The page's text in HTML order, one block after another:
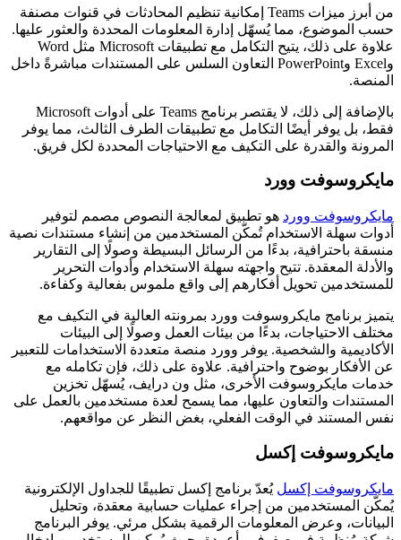
من أبرز ميزات Teams إمكانية تنظيم المحادثات في قنوات مصنفة
حسب الموضوع، مما يُسهّل إدارة المعلومات المحددة والعثور عليها.
علاوة على ذلك، يتيح التكامل مع تطبيقات Microsoft مثل Word
وExcel وPowerPoint التعاون السلس على المستندات مباشرةً داخل
المنصة.
بالإضافة إلى ذلك، لا يقتصر برنامج Teams على أدوات Microsoft
فقط، بل يوفر أيضًا التكامل مع تطبيقات الطرف الثالث، مما يوفر
المرونة والقدرة على التكيف مع الاحتياجات المحددة لكل فريق.
مايكروسوفت وورد
مايكروسوفت وورد هو تطبيق لمعالجة النصوص مصمم لتوفير
أدوات سهلة الاستخدام تُمكّن المستخدمين من إنشاء مستندات نصية
منسقة باحترافية، بدءًا من الرسائل البسيطة وصولًا إلى التقارير
والأدلة المعقدة. تتيح واجهته سهلة الاستخدام وأدوات التحرير
للمستخدمين تحويل أفكارهم إلى واقع ملموس بفعالية وكفاءة.
يتميز برنامج مايكروسوفت وورد بمرونته العالية في التكيف مع
مختلف الاحتياجات، بدءًا من بيئات العمل وصولًا إلى البيئات
الأكاديمية والشخصية. يوفر وورد منصة متعددة الاستخدامات للتعبير
عن الأفكار بوضوح واحترافية. علاوة على ذلك، فإن تكامله مع
خدمات مايكروسوفت الأخرى، مثل ون درايف، يُسهّل تخزين
المستندات والتعاون عليها، مما يسمح لعدة مستخدمين بالعمل على
نفس المستند في الوقت الفعلي، بغض النظر عن مواقعهم.
مايكروسوفت إكسل
مايكروسوفت إكسل يُعدّ برنامج إكسل تطبيقًا للجداول الإلكترونية
يُمكّن المستخدمين من إجراء عمليات حسابية معقدة، وتحليل
البيانات، وعرض المعلومات الرقمية بشكل مرئي. يوفر البرنامج